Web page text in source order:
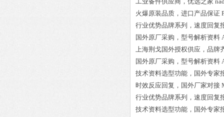
火爆原装品质，进口产品保证
行业优势品牌系列，速度回复
国外原厂采购，型号解析资料
上海荆戈国外授权供应，品牌
国外原厂采购，型号解析资料
技术资料选型功能，国外专家
时效反应回复，国外厂家对接
行业优势品牌系列，速度回复
技术资料选型功能，国外专家